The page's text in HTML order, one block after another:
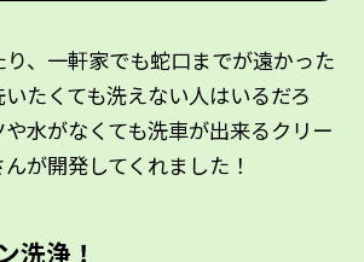
、一軒家でも蛇口までが遠かった
たくても洗えない人はいるだろ
水がなくても洗車が出来るクリー
が開発してくれました！
洗浄！